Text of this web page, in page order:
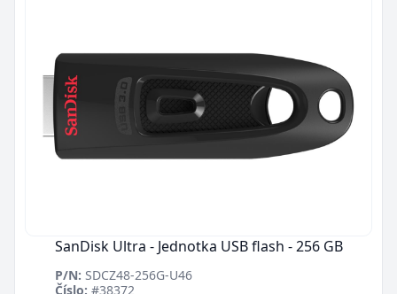
SanDisk Ultra - Jednotka USB flash - 256 GB
P/N: SDCZ48-256G-U46
Číslo: #38372